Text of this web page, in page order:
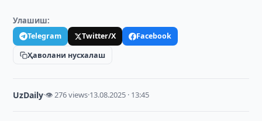
Улашиш:
Telegram Twitter/X
Facebook
Ҳаволани нусхалаш
UzDaily·👁 276 views·13.08.2025 · 13:45